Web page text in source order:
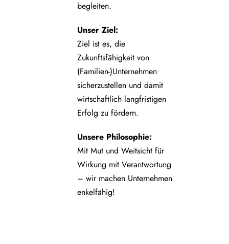
begleiten.
Unser Ziel:
Ziel ist es, die
Zukunftsfähigkeit von
(Familien-)Unternehmen
sicherzustellen und damit
wirtschaftlich langfristigen
Erfolg zu fördern.
Unsere Philosophie:
Mit Mut und Weitsicht für
Wirkung mit Verantwortung
– wir machen Unternehmen
enkelfähig!